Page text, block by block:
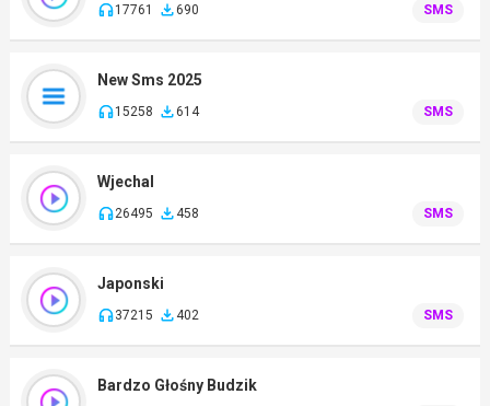
17761 690 SMS
New Sms 2025
15258 614 SMS
Wjechal
26495 458 SMS
Japonski
37215 402 SMS
Bardzo Głośny Budzik